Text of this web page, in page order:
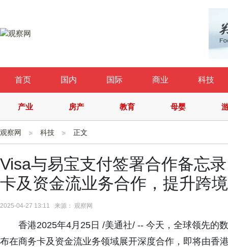
首页 国内 国际 商业 科技
产业 房产 教育 母婴
观察网 科技 正文
Visa与易宝支付签署合作备忘
卡及资金流业务合作，提升跨
2025-04-27 13:11 来源： 观察网
香港2025年4月25日 /美通社/ -- 今天，全球领先的
布在商务卡及资金流业务领域展开深度合作，即将由香